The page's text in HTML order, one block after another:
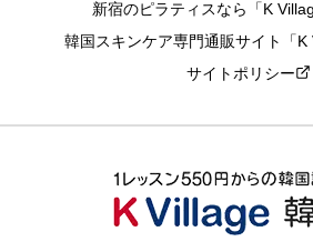
新宿のピラティスなら「K
韓国スキンケア専門通販サイト「K
サイトポリシー